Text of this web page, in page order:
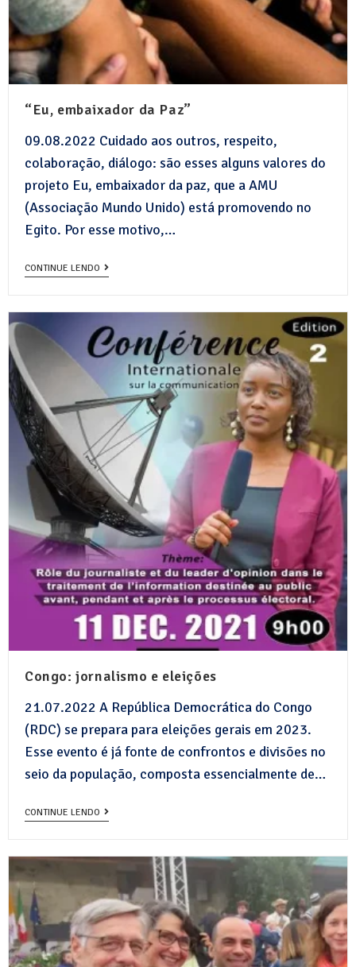
“Eu, embaixador da Paz”
09.08.2022 Cuidado aos outros, respeito,
colaboração, diálogo: são esses alguns valores do
projeto Eu, embaixador da paz, que a AMU
(Associação Mundo Unido) está promovendo no
Egito. Por esse motivo,…
CONTINUE LENDO
Congo: jornalismo e eleições
21.07.2022 A República Democrática do Congo
(RDC) se prepara para eleições gerais em 2023.
Esse evento é já fonte de confrontos e divisões no
seio da população, composta essencialmente de…
CONTINUE LENDO